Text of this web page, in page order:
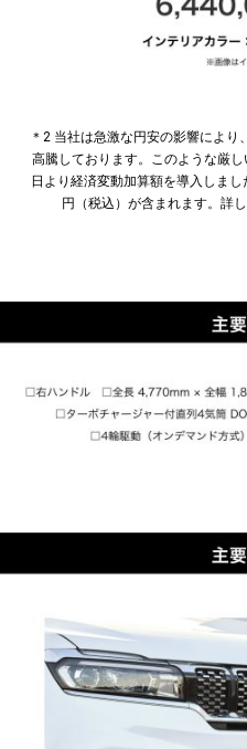
＊2 当社は急激な円安の影響によ
高騰しております。
このような厳
日より経済変動加算額を導入しまし
円（税込）が含まれます。 詳